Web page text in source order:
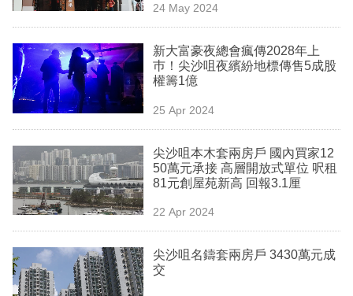
資
樓
市
理
商
業
科
技
職
場
24 May 2024
新大富豪夜總會瘋傳2028年上
巿！尖沙咀夜繽紛地標傳售5成股
權籌1億
25 Apr 2024
尖沙咀本木套兩房戶 國內買家12
50萬元承接 高層開放式單位 呎租
81元創屋苑新高 回報3.1厘
22 Apr 2024
尖沙咀名鑄套兩房戶 3430萬元成
交